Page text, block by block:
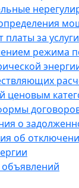
платы за
режима
ценовым
о
об